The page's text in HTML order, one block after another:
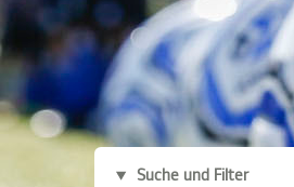
Suche und Filter